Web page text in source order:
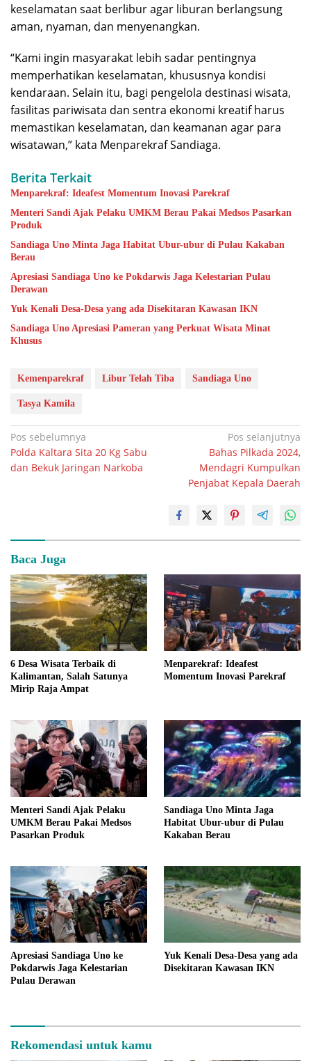
keselamatan saat berlibur agar liburan berlangsung
aman, nyaman, dan menyenangkan.
“Kami ingin masyarakat lebih sadar pentingnya
memperhatikan keselamatan, khususnya kondisi
kendaraan. Selain itu, bagi pengelola destinasi wisata,
fasilitas pariwisata dan sentra ekonomi kreatif harus
memastikan keselamatan, dan keamanan agar para
wisatawan,” kata Menparekraf Sandiaga.
Berita Terkait
Menparekraf: Ideafest Momentum Inovasi Parekraf
Menteri Sandi Ajak Pelaku UMKM Berau Pakai Medsos Pasarkan
Produk
Sandiaga Uno Minta Jaga Habitat Ubur-ubur di Pulau Kakaban
Berau
Apresiasi Sandiaga Uno ke Pokdarwis Jaga Kelestarian Pulau
Derawan
Yuk Kenali Desa-Desa yang ada Disekitaran Kawasan IKN
Sandiaga Uno Apresiasi Pameran yang Perkuat Wisata Minat
Khusus
Kemenparekraf Libur Telah Tiba Sandiaga Uno
Tasya Kamila
Navigasi
pos
Pos sebelumnya
Polda Kaltara Sita 20 Kg Sabu
dan Bekuk Jaringan Narkoba
Pos selanjutnya
Bahas Pilkada 2024,
Mendagri Kumpulkan
Penjabat Kepala Daerah
Baca Juga
6 Desa Wisata Terbaik di
Kalimantan, Salah Satunya
Mirip Raja Ampat
Menparekraf: Ideafest
Momentum Inovasi Parekraf
Menteri Sandi Ajak Pelaku
UMKM Berau Pakai Medsos
Pasarkan Produk
Sandiaga Uno Minta Jaga
Habitat Ubur-ubur di Pulau
Kakaban Berau
Apresiasi Sandiaga Uno ke
Pokdarwis Jaga Kelestarian
Pulau Derawan
Yuk Kenali Desa-Desa yang ada
Disekitaran Kawasan IKN
Rekomendasi untuk kamu